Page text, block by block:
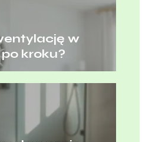
w
kroku?